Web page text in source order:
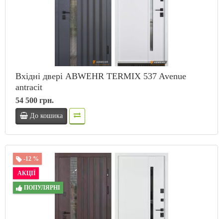
Вхідні двері ABWEHR TERMIX 537 Avenue
antracit
54 500 грн.
До кошика
-12 %
АКЦІЇ
ПОПУЛЯРНІ